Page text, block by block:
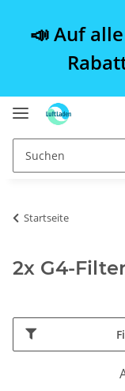
📣 Auf
Startseite
2x G4-